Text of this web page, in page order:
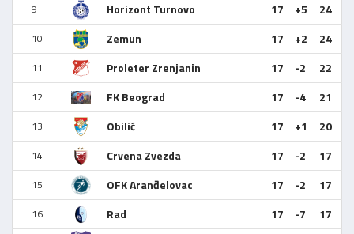
9 Horizont Turnovo 17 +5 24
10 Zemun 17 +2 24
11 Proleter Zrenjanin 17 -2 22
12 FK Beograd 17 -4 21
13 Obilić 17 +1 20
14 Crvena Zvezda 17 -2 17
15 OFK Aranđelovac 17 -2 17
16 Rad 17 -7 17